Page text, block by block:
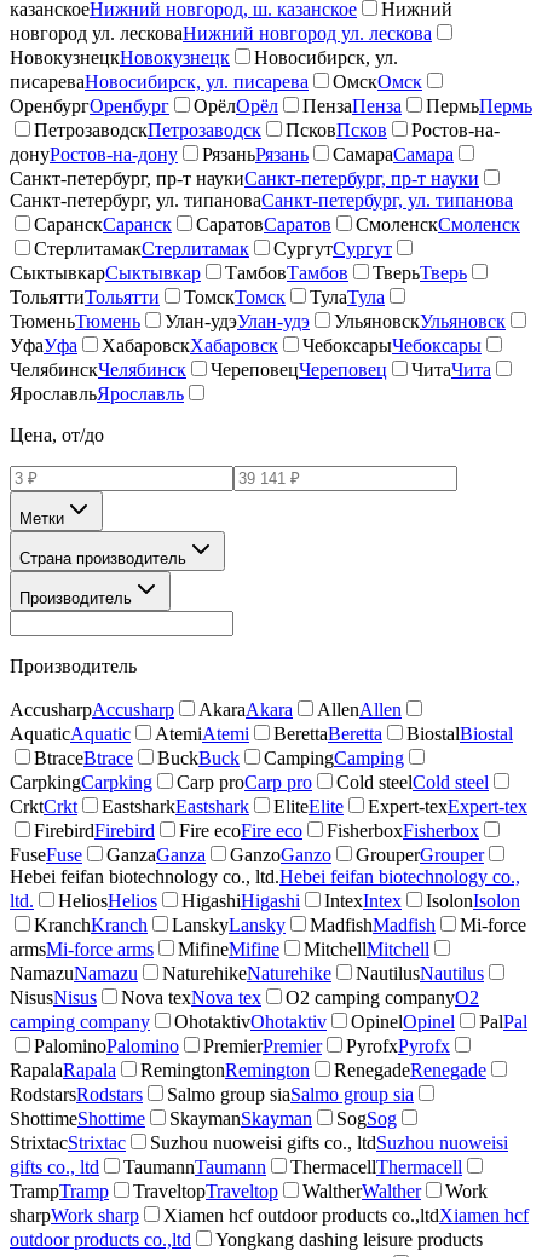
казанскоеНижний новгород, ш. казанское
Нижний
новгород ул. лесковаНижний новгород ул. лескова
НовокузнецкНовокузнецк
Новосибирск, ул.
писареваНовосибирск, ул. писарева ОмскОмск
ОренбургОренбург ОрёлОрёл ПензаПенза ПермьПермь
ПетрозаводскПетрозаводск ПсковПсков
Ростов-на-
донуРостов-на-дону РязаньРязань СамараСамара
Санкт-петербург, пр-т наукиСанкт-петербург, пр-т науки
Санкт-петербург, ул. типановаСанкт-петербург, ул. типанова
СаранскСаранск СаратовСаратов СмоленскСмоленск
СтерлитамакСтерлитамак СургутСургут
СыктывкарСыктывкар ТамбовТамбов ТверьТверь
ТольяттиТольятти ТомскТомск ТулаТула
ТюменьТюмень Улан-удэУлан-удэ УльяновскУльяновск
УфаУфа ХабаровскХабаровск ЧебоксарыЧебоксары
ЧелябинскЧелябинск ЧереповецЧереповец ЧитаЧита
ЯрославльЯрославль
Цена, от/до
Метки
Страна производитель
Производитель
Производитель
AccusharpAccusharp AkaraAkara AllenAllen
AquaticAquatic AtemiAtemi BerettaBeretta BiostalBiostal
BtraceBtrace BuckBuck CampingCamping
CarpkingCarpking Carp proCarp pro Cold steelCold steel
CrktCrkt EastsharkEastshark EliteElite Expert-texExpert-tex
FirebirdFirebird Fire ecoFire eco FisherboxFisherbox
FuseFuse GanzaGanza GanzoGanzo GrouperGrouper
Hebei feifan biotechnology co., ltd.Hebei feifan biotechnology co.,
ltd.
HeliosHelios HigashiHigashi IntexIntex IsolonIsolon
KranchKranch LanskyLansky MadfishMadfish
Mi-force
armsMi-force arms MifineMifine MitchellMitchell
NamazuNamazu NaturehikeNaturehike NautilusNautilus
NisusNisus Nova texNova tex O2 camping companyO2
camping company
OhotaktivOhotaktiv OpinelOpinel PalPal
PalominoPalomino PremierPremier PyrofxPyrofx
RapalaRapala RemingtonRemington RenegadeRenegade
RodstarsRodstars Salmo group siaSalmo group sia
ShottimeShottime SkaymanSkayman SogSog
StrixtacStrixtac Suzhou nuoweisi gifts co., ltdSuzhou nuoweisi
gifts co., ltd
TaumannTaumann ThermacellThermacell
TrampTramp TraveltopTraveltop WaltherWalther
Work
sharpWork sharp Xiamen hcf outdoor products co.,ltdXiamen hcf
outdoor products co.,ltd
Yongkang dashing leisure products